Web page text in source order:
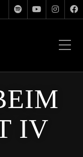
IV